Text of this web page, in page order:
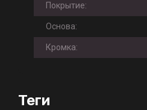
Покрытие:
Основа:
Кромка:
теги